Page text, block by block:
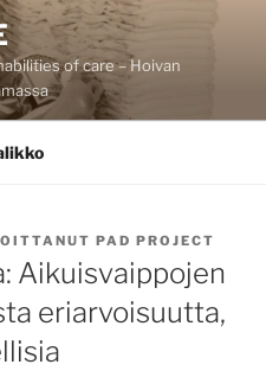
of care – Hoivan
PAD PROJECT
Aikuisvaippojen
eriarvoisuutta,